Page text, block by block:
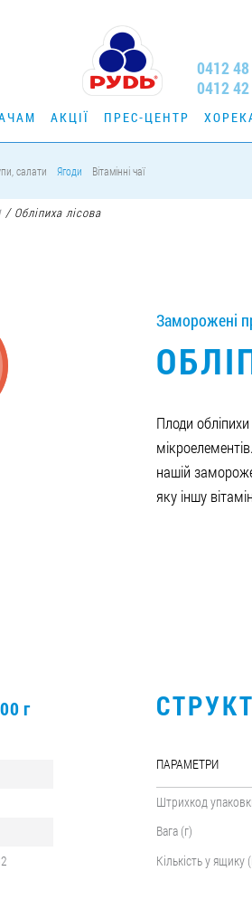
0412
0412
АКЦІЇ ПРЕС-ЦЕНТР
салати Ягоди Вітамінні чаї
/Обліпиха лісова
Заморожені
Плоди
нашій
яку іншу
г
ПАРАМЕТРИ
Штрихкод
Вага (г)
Кількість у ящику